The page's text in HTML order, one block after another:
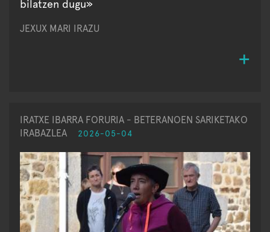
bilatzen dugu»
JEXUX MARI IRAZU
IRATXE IBARRA FORURIA - BETERANOEN SARIKETAKO
IRABAZLEA
2026-05-04